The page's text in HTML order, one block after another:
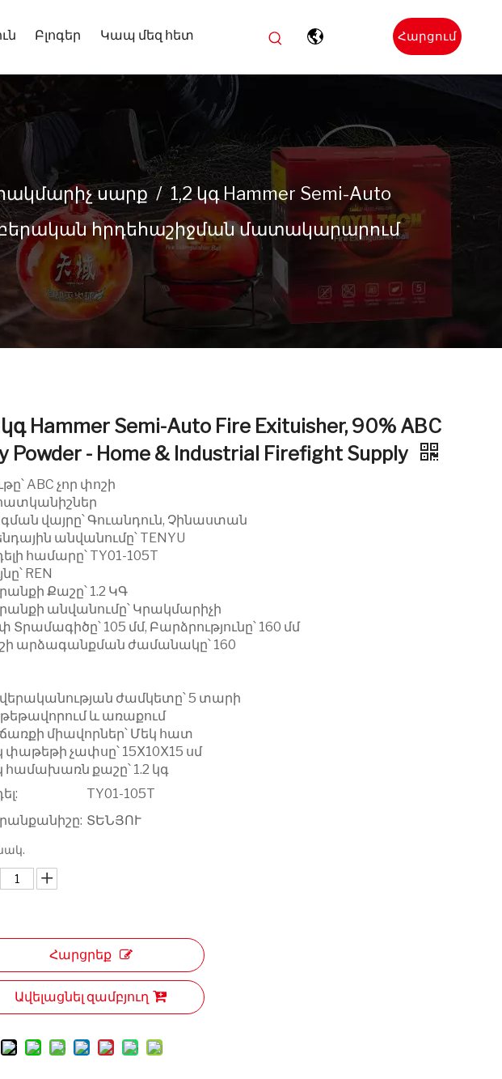
Բլոգեր Կապ մեզ հետ Հարցում
կատարեք
սարք /1,2 կգ Hammer Semi-Auto
հրդեհաշիջման մատակարարում
Hammer Semi-Auto Fire Exituisher, 90% ABC
Powder - Home & Industrial Firefight Supply
ABC չոր փոշի
հատկանիշներ
վայրը՝ Գուանդուն, Չինաստան
անվանումը՝ TENYU
համարը՝ TY01-105T
REN
Քաշը՝ 1.2 ԿԳ
անվանումը՝ Կրակմարիչի
Տրամագիծը՝ 105 մմ, Բարձրությունը՝ 160 մմ
արձագանքման ժամանակը՝ 160
ժամկետը՝ 5 տարի
և առաքում
միավորներ՝ Մեկ հատ
փաթեթի չափսը՝ 15X10X15 սմ
համախառն քաշը՝ 1.2 կգ
TY01-105T
ՏԵՆՅՈՒ
Հարցրեք
Ավելացնել զամբյուղ